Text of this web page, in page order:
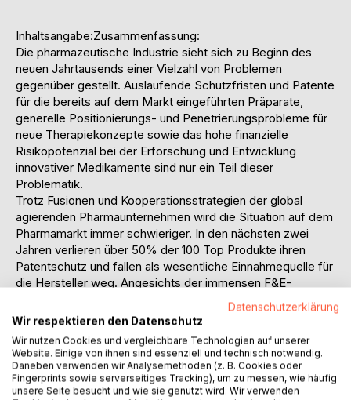
Inhaltsangabe:Zusammenfassung:
Die pharmazeutische Industrie sieht sich zu Beginn des
neuen Jahrtausends einer Vielzahl von Problemen
gegenüber gestellt. Auslaufende Schutzfristen und Patente
für die bereits auf dem Markt eingeführten Präparate,
generelle Positionierungs- und Penetrierungsprobleme für
neue Therapiekonzepte sowie das hohe finanzielle
Risikopotenzial bei der Erforschung und Entwicklung
innovativer Medikamente sind nur ein Teil dieser
Problematik.
Trotz Fusionen und Kooperationsstrategien der global
agierenden Pharmaunternehmen wird die Situation auf dem
Pharmamarkt immer schwieriger. In den nächsten zwei
Jahren verlieren über 50% der 100 Top Produkte ihren
Patentschutz und fallen als wesentliche Einnahmequelle für
die Hersteller weg. Angesichts der immensen F&E-
Ausgaben sind die Hersteller versucht, vorrangig sog.
Blockbuster-Medikamente mit einem Umsatz im ersten
Jahr von 1 Mrd. US-Dollar auf dem Markt zu bringen.
Die bei der Einführung entstehenden Kosten übersteigen
oftmals die F&E-Ausgaben. Relativ hohe Margen von mehr
als dreißig Prozent, die auch kritisiert werden, sind zu
Datenschutzerklärung
Wir respektieren den Datenschutz
Wir nutzen Cookies und vergleichbare Technologien auf unserer
Website. Einige von ihnen sind essenziell und technisch notwendig.
Daneben verwenden wir Analysemethoden (z. B. Cookies oder
Fingerprints sowie serverseitiges Tracking), um zu messen, wie häufig
unsere Seite besucht und wie sie genutzt wird. Wir verwenden